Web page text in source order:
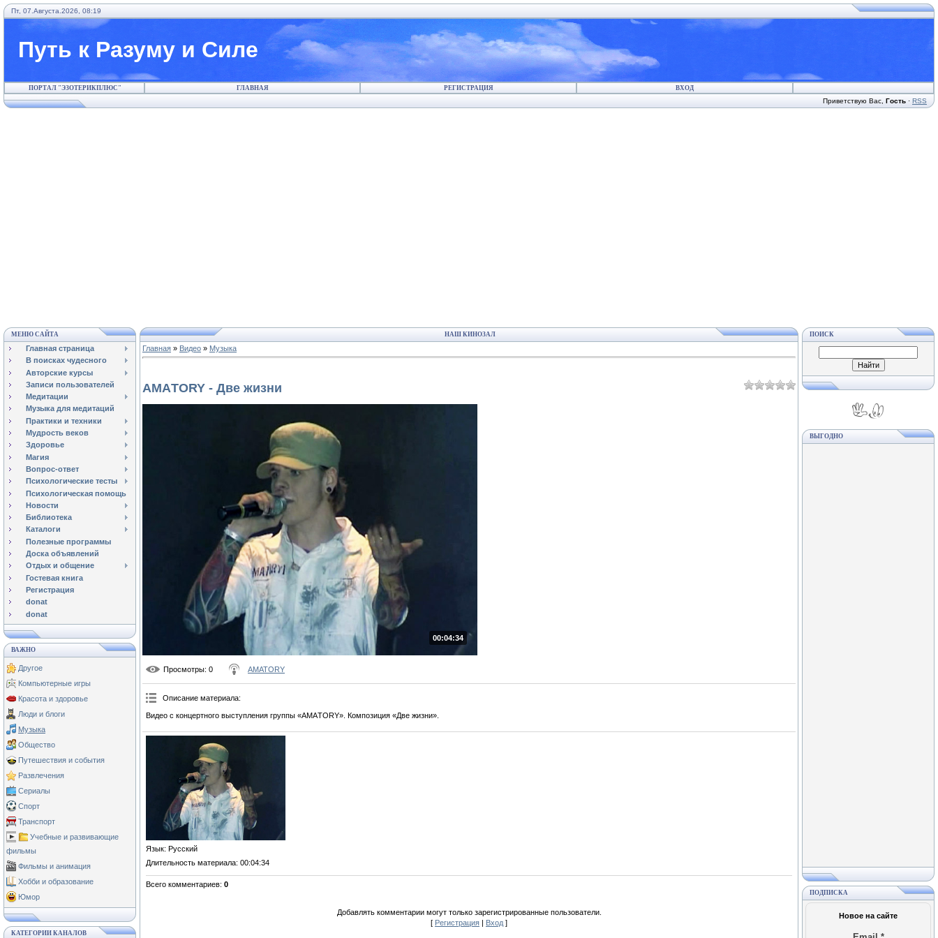
Пт, 07.Августа.2026, 08:19
Путь к Разуму и Силе
ПОРТАЛ "ЭЗОТЕРИКПЛЮС" ГЛАВНАЯ РЕГИСТРАЦИЯ ВХОД
Приветствую Вас Гость · RSS
МЕНЮ САЙТА
Главная страница
В поисках чудесного
Авторские курсы
Записи пользователей
Медитации
Музыка для медитаций
Практики и техники
Мудрость веков
Здоровье
Магия
Вопрос-ответ
Психологические тесты
Психологическая помощь
Новости
Библиотека
Каталоги
Полезные программы
Доска объявлений
Отдых и общение
Гостевая книга
Регистрация
donat
donat
ВАЖНО
Другое
Компьютерные игры
Красота и здоровье
Люди и блоги
Музыка
Общество
Путешествия и события
Развлечения
Сериалы
Спорт
Транспорт
Учебные и развивающие
фильмы
Фильмы и анимация
Хобби и образование
Юмор
КАТЕГОРИИ КАНАЛОВ
НАШ КИНОЗАЛ
Главная » Видео » Музыка
АМAТОRY - Две жизни
00:04:34
Просмотры: 0 AMATORY
Описание материала:
Видео с концертного выступления группы «АМAТОRY». Композиция «Две жизни».
Язык: Русский
Длительность материала: 00:04:34
Всего комментариев: 0
Добавлять комментарии могут только зарегистрированные пользователи.
[ Регистрация | Вход ]
ПОИСК
ВЫГОДНО
ПОДПИСКА
Новое на сайте